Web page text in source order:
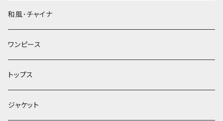
和風･チャイナ
ワンピース
トップス
ジャケット